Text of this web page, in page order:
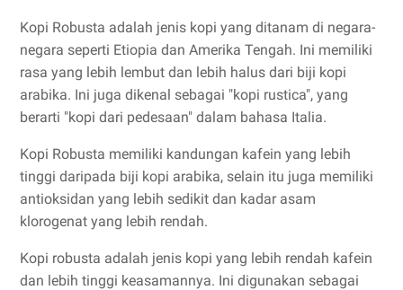
Kopi Robusta adalah jenis kopi yang ditanam di negara-
negara seperti Etiopia dan Amerika Tengah. Ini memiliki
rasa yang lebih lembut dan lebih halus dari biji kopi
arabika. Ini juga dikenal sebagai "kopi rustica", yang
berarti "kopi dari pedesaan" dalam bahasa Italia.
Kopi Robusta memiliki kandungan kafein yang lebih
tinggi daripada biji kopi arabika, selain itu juga memiliki
antioksidan yang lebih sedikit dan kadar asam
klorogenat yang lebih rendah.
Kopi robusta adalah jenis kopi yang lebih rendah kafein
dan lebih tinggi keasamannya. Ini digunakan sebagai